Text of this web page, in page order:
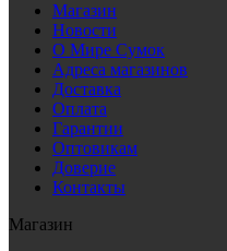
Магазин
Новости
О Мире Сумок
Адреса магазинов
Доставка
Оплата
Гарантии
Оптовикам
Доверие
Контакты
Магазин